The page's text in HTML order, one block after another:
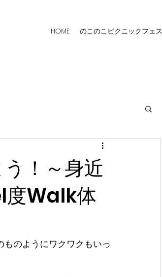
HOME のこのこピクニックフェス
う！～身近
度Walk体
のようにワクワクもいっ